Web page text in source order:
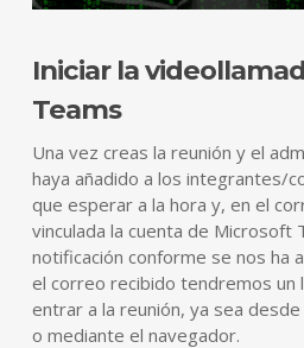
Iniciar la
Teams
Una vez creas la reunión y el
haya añadido a los integrantes/
que esperar a la hora y, en el
vinculada la cuenta de Microsoft
notificación conforme se nos ha
el correo recibido tendremos un
entrar a la reunión, ya sea
o mediante el navegador.